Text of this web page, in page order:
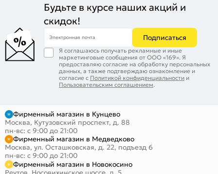
Будьте в курсе наших акций и
скидок!
Электронная почта Подписаться
Я соглашаюсь получать рекламные и иные
маркетинговые сообщения от ООО «169». Я
предоставляю согласие на обработку персональных
данных, а также подтверждаю ознакомление и
согласие с Политикой конфиденциальности и
Пользовательским соглашением.
Фирменный магазин в Кунцево
Москва, Кутузовский проспект, д. 88
пн-вс: с 9:00 до 21:00
Фирменный магазин в Медведково
Москва, ул. Осташковская, д. 22, подъезд 6
пн-вс: с 9:00 до 21:00
Фирменный магазин в Новокосино